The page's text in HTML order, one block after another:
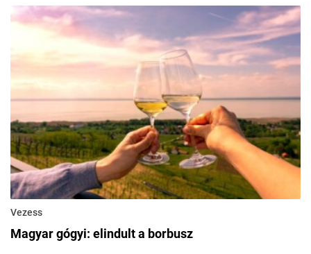
Vezess
Magyar gógyi: elindult a borbusz